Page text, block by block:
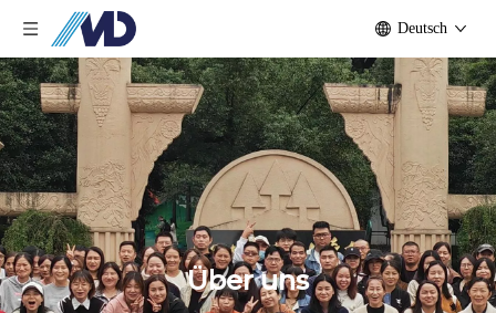
Deutsch
Über uns